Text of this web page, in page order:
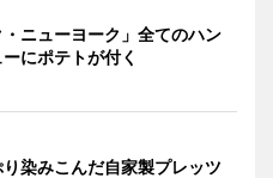
・ニューヨーク」全てのハン
にポテトが付く
染みこんだ自家製プレッツ